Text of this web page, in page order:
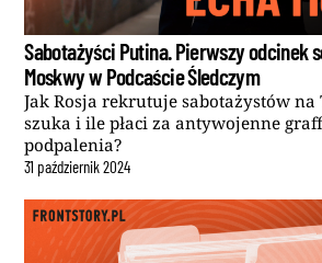
Sabotażyści Putina. Pierwszy odcinek
Moskwy w Podcaście Śledczym
Jak Rosja rekrutuje sabotażystów na
szuka i ile płaci za antywojenne
podpalenia?
31 październik2024